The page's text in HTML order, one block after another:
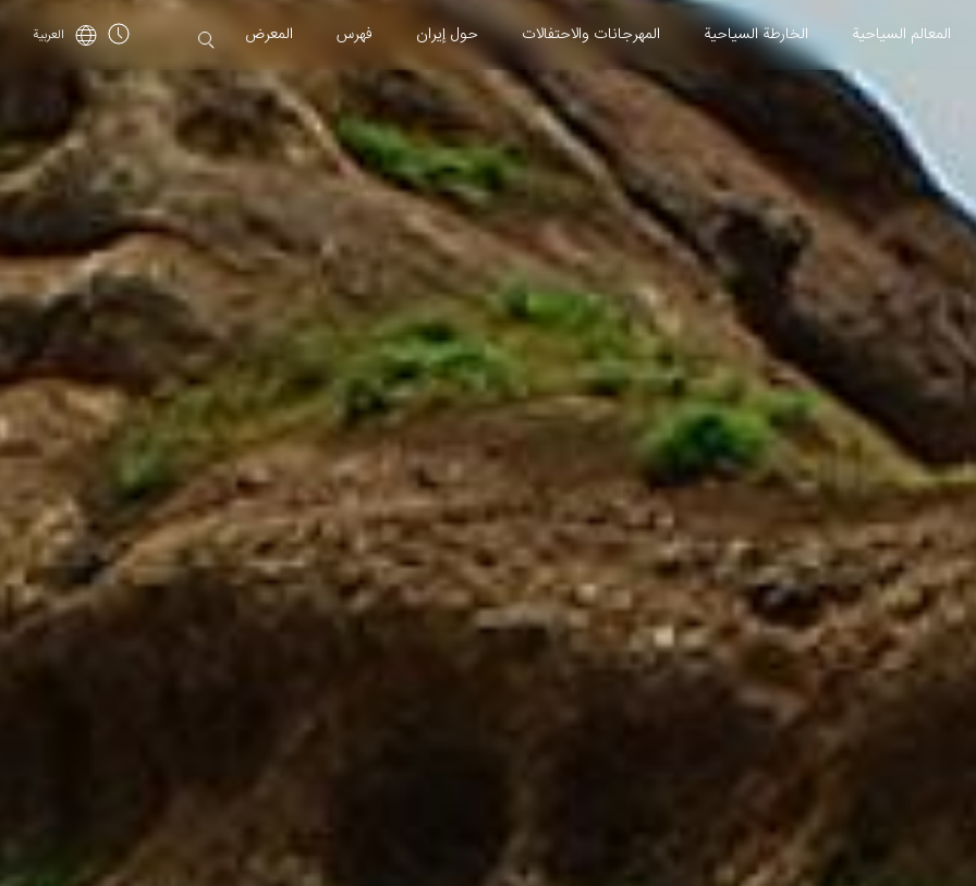
المعالم السياحية الخارطة السياحية المهرجانات والاحتفالات حول إیران فهرس المعرض العربية